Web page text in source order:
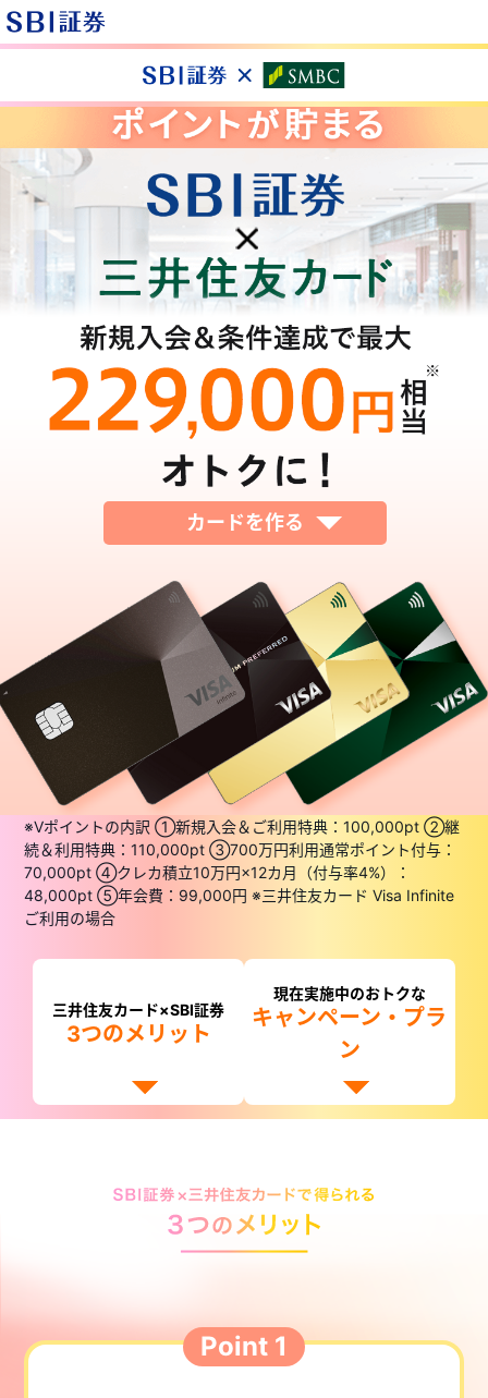
カードを作る
※Vポイントの内訳 ①新規入会＆ご利用特典：100,000pt ②継
続＆利用特典：110,000pt ③700万円利用通常ポイント付与：
70,000pt ④クレカ積立10万円×12カ月（付与率4%）：
48,000pt ⑤年会費：99,000円 ※三井住友カード Visa Infinite
ご利用の場合
三井住友カード×SBI証券
3つのメリット
現在実施中のおトクな
キャンペーン・プラ
ン
Point 1